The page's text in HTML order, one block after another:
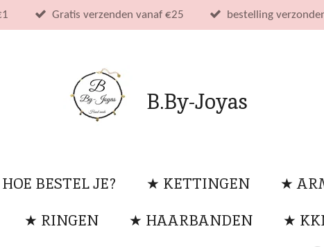
Gratis verzenden vanaf €25 bestelling
B.By-Joyas
BESTEL JE? ★ KETTINGEN
★
★ RINGEN ★ HAARBANDEN
★